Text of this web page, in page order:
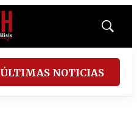
Mostrar
ÚLTIMAS NOTICIAS